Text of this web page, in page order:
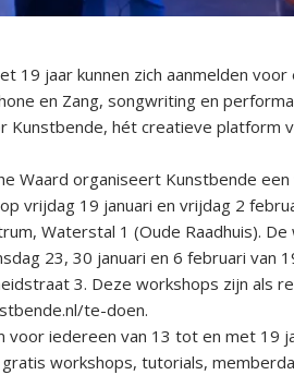
19 jaar kunnen zich aanmelden
en Zang, songwriting en
Kunstbende, hét creatieve platform
Waard organiseert Kunstbende
vrijdag 19 januari en vrijdag 2
Waterstal 1 (Oude Raadhuis).
23, 30 januari en 6 februari van
3. Deze workshops zijn als
te-doen.
voor iedereen van 13 tot en met 19
workshops, tutorials,